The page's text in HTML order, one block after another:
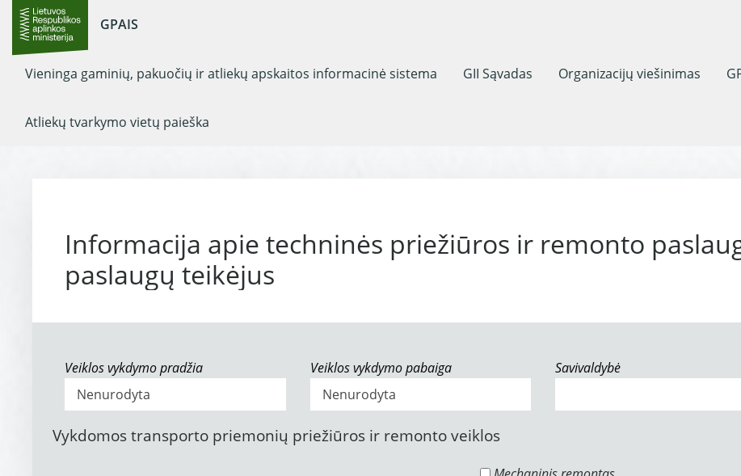
GPAIS
Vieninga gaminių, pakuočių ir atliekų apskaitos informacinė sistema GII Sąvadas Organizacijų viešinimas
Atliekų tvarkymo vietų paieška
Informacija apie techninės priežiūros ir remonto
paslaugų teikėjus
Veiklos vykdymo pradžia Veiklos vykdymo pabaiga Savivaldybė
Vykdomos transporto priemonių priežiūros ir remonto veiklos